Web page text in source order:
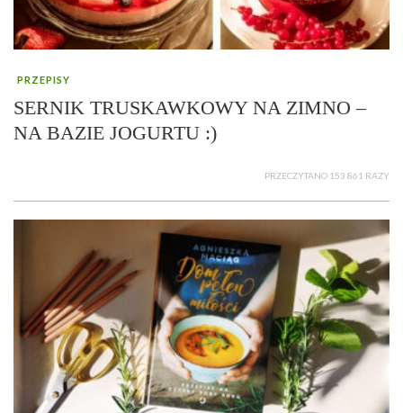
PRZEPISY
SERNIK TRUSKAWKOWY NA ZIMNO –
NA BAZIE JOGURTU :)
PRZECZYTANO 153 861 RAZY